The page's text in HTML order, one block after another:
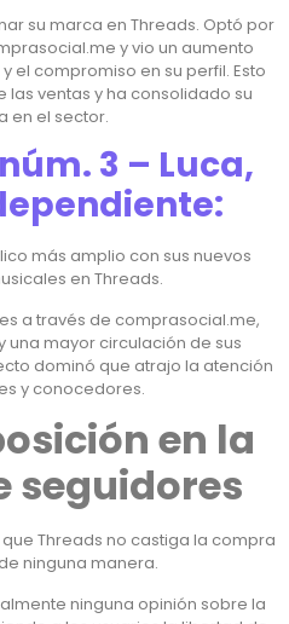
su marca en Threads. Optó por
y vio un aumento
el compromiso en su perfil. Esto
las ventas y ha consolidado su
en el sector.
3 – Luca,
más amplio con sus nuevos
en Threads.
a través de comprasocial.me,
una mayor circulación de sus
dominó que atrajo la atención
y conocedores.
en la
seguidores
Threads no castiga la compra
ninguna manera.
ninguna opinión sobre la